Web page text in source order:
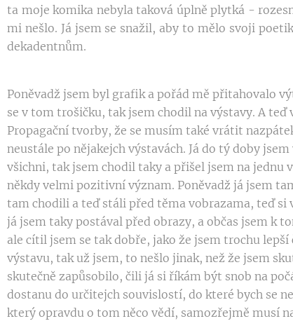
ta moje komika nebyla taková úplně plytká -
mi nešlo. Já jsem se snažil, aby to mělo svoji
dekadentnům.
Poněvadž jsem byl grafik a pořád mě přitahovalo
se v tom trošičku, tak jsem chodil na výstavy. A
Propagační tvorby, že se musím také vrátit
neustále po nějakejch výstavách. Já do tý doby
všichni, tak jsem chodil taky a přišel jsem na jednu
někdy velmi pozitivní význam. Poněvadž já jsem
tam chodili a teď stáli před těma vobrazama, teď
já jsem taky postával před obrazy, a občas jsem k
ale cítil jsem se tak dobře, jako že jsem trochu
výstavu, tak už jsem, to nešlo jinak, než že jsem
skutečně zapůsobilo, čili já si říkám být snob na
dostanu do určitejch souvislostí, do které bych se
který opravdu o tom něco vědí, samozřejmě musí